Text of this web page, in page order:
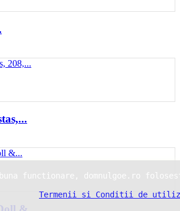
functionare, domnulgoe.ro
Termenii si Conditii de